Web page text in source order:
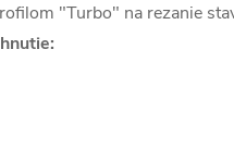
"Turbo" na rezanie